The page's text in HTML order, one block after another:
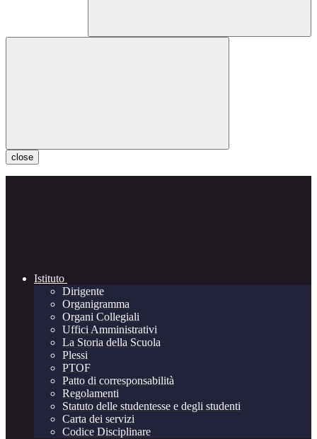
close
Istituto
Dirigente
Organigramma
Organi Collegiali
Uffici Amministrativi
La Storia della Scuola
Plessi
PTOF
Patto di corresponsabilità
Regolamenti
Statuto delle studentesse e degli studenti
Carta dei servizi
Codice Disciplinare